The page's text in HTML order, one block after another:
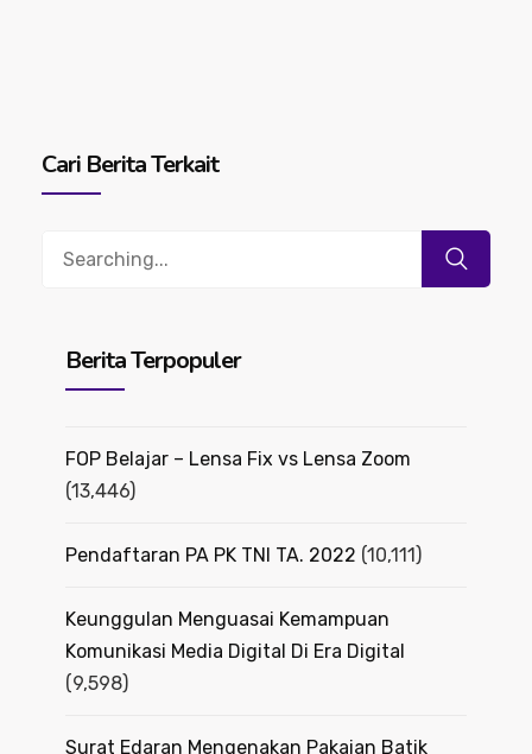
Cari Berita Terkait
Berita Terpopuler
FOP Belajar – Lensa Fix vs Lensa Zoom
(13,446)
Pendaftaran PA PK TNI TA. 2022 (10,111)
Keunggulan Menguasai Kemampuan
Komunikasi Media Digital Di Era Digital
(9,598)
Surat Edaran Mengenakan Pakaian Batik